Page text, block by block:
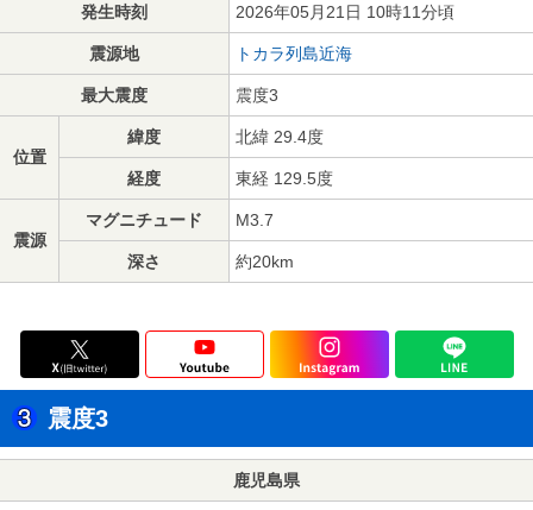
発生時刻 2026年05月21日 10時11分頃
震源地 トカラ列島近海
最大震度 震度3
位置
緯度 北緯 29.4度
経度 東経 129.5度
震源
マグニチュード M3.7
深さ 約20km
震度3
鹿児島県